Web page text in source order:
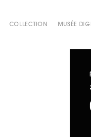
COLLECTION MUSÉE